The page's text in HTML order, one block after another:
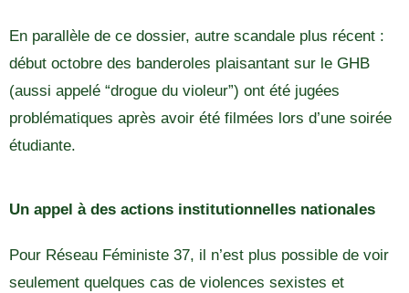
En parallèle de ce dossier, autre scandale plus récent :
début octobre des banderoles plaisantant sur le GHB
(aussi appelé “drogue du violeur”) ont été jugées
problématiques après avoir été filmées lors d’une soirée
étudiante.
Un appel à des actions institutionnelles nationales
Pour Réseau Féministe 37, il n’est plus possible de voir
seulement quelques cas de violences sexistes et